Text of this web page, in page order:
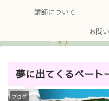
講師について
お問
夢に出てくるベート
ブログ